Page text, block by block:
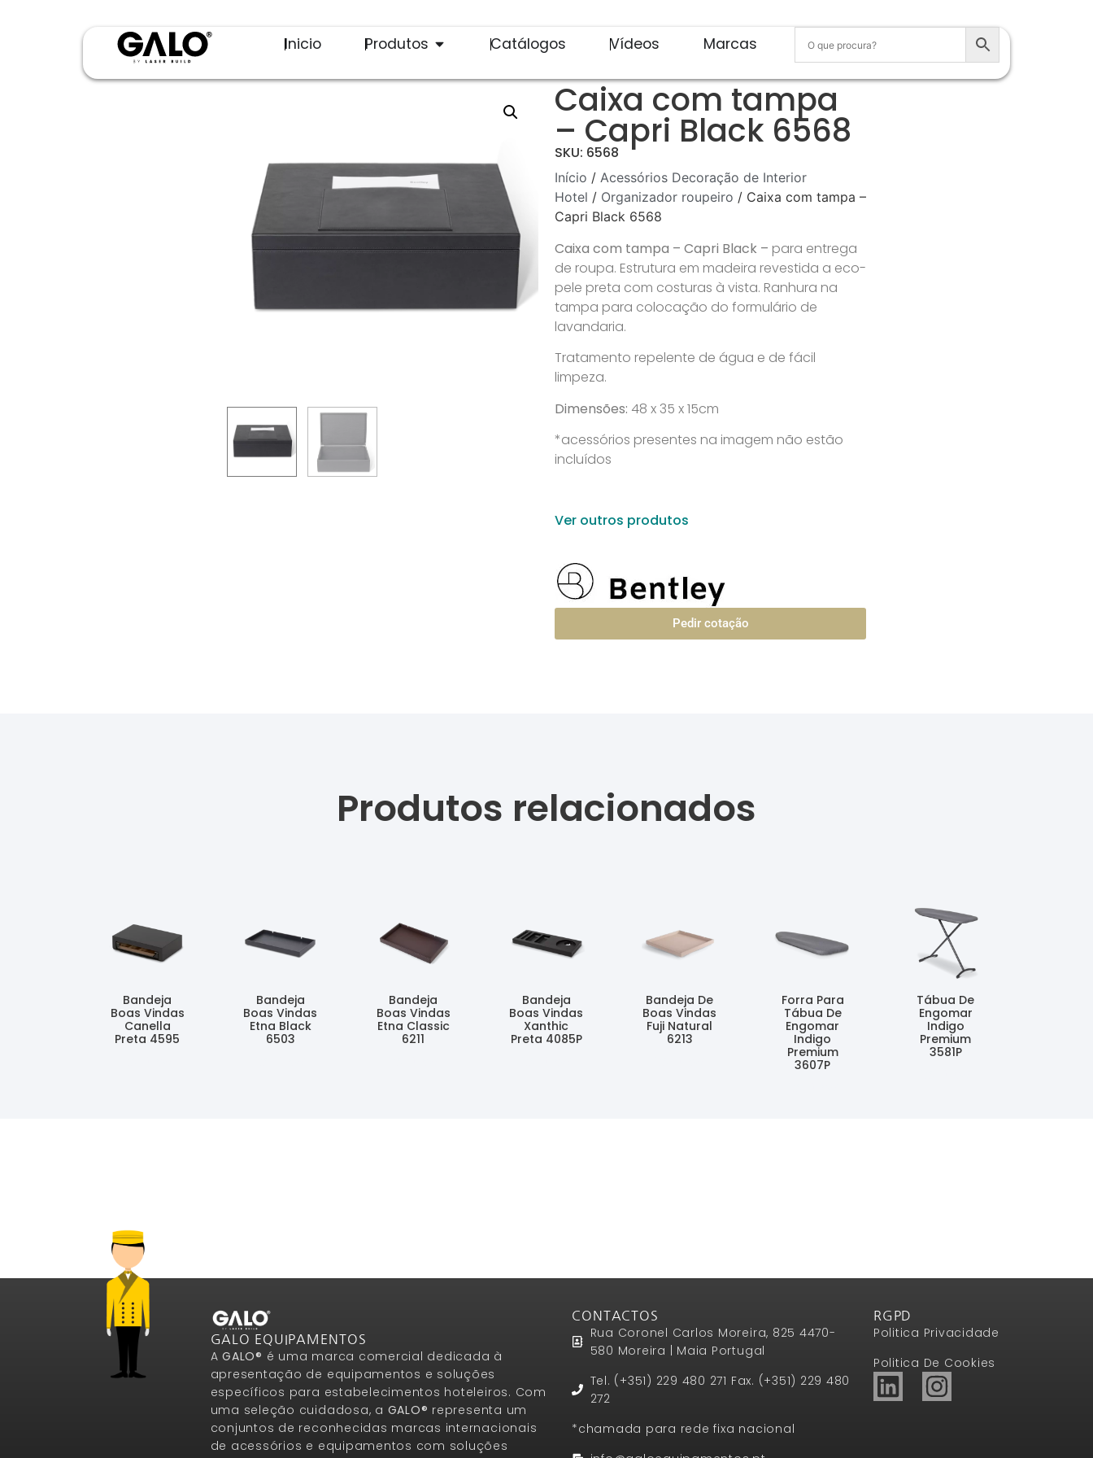
Inicio Produtos Catálogos Vídeos Marcas
Caixa com tampa
– Capri Black 6568
SKU: 6568
Início / Acessórios Decoração de Interior
Hotel / Organizador roupeiro / Caixa com tampa –
Capri Black 6568
Caixa com tampa – Capri Black – para entrega
de roupa. Estrutura em madeira revestida a eco-
pele preta com costuras à vista. Ranhura na
tampa para colocação do formulário de
lavandaria.
Tratamento repelente de água e de fácil
limpeza.
Dimensões: 48 x 35 x 15cm
*acessórios presentes na imagem não estão
incluídos
Ver outros produtos
Pedir cotação
Produtos relacionados
Bandeja
Boas Vindas
Canella
Preta 4595
Bandeja
Boas Vindas
Etna Black
6503
Bandeja
Boas Vindas
Etna Classic
6211
Bandeja
Boas Vindas
Xanthic
Preta 4085P
Bandeja De
Boas Vindas
Fuji Natural
6213
Forra Para
Tábua De
Engomar
Indigo
Premium
3607P
Tábua De
Engomar
Indigo
Premium
3581P
GALO EQUIPAMENTOS
AGALO® é uma marca comercial dedicada à
apresentação de equipamentos e soluções
específicos para estabelecimentos hoteleiros. Com
uma seleção cuidadosa, a GALO® representa um
conjuntos de reconhecidas marcas internacionais
de acessórios e equipamentos com soluções
CONTACTOS
Rua Coronel Carlos Moreira, 825 4470-
580 Moreira | Maia Portugal
Tel. (+351) 229 480 271 Fax. (+351) 229 480
272
*chamada para rede fixa nacional
RGPD
Politica Privacidade
Politica De Cookies